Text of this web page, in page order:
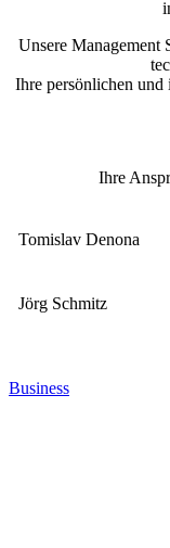
Unsere Management
Ihre persönlichen und
Ihre
Tomislav Denona
Jörg Schmitz
Business